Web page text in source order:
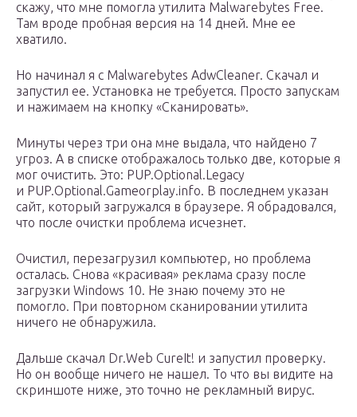
скажу, что мне помогла утилита Malwarebytes Free.
Там вроде пробная версия на 14 дней. Мне ее
хватило.
Но начинал я с Malwarebytes AdwCleaner. Скачал и
запустил ее. Установка не требуется. Просто запускам
и нажимаем на кнопку «Сканировать».
Минуты через три она мне выдала, что найдено 7
угроз. А в списке отображалось только две, которые я
мог очистить. Это: PUP.Optional.Legacy
и PUP.Optional.Gameorplay.info. В последнем указан
сайт, который загружался в браузере. Я обрадовался,
что после очистки проблема исчезнет.
Очистил, перезагрузил компьютер, но проблема
осталась. Снова «красивая» реклама сразу после
загрузки Windows 10. Не знаю почему это не
помогло. При повторном сканировании утилита
ничего не обнаружила.
Дальше скачал Dr.Web CureIt! и запустил проверку.
Но он вообще ничего не нашел. То что вы видите на
скриншоте ниже, это точно не рекламный вирус.